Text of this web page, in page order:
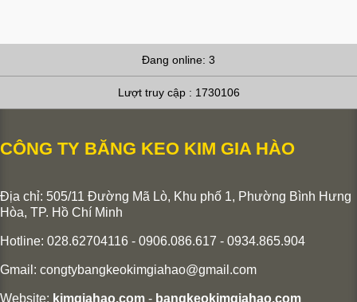
Đang online: 3
Lượt truy cập : 1730106
CÔNG TY BĂNG KEO KIM GIA HÀO
Địa chỉ: 505/11 Đường Mã Lò, Khu phố 1, Phường Bình Hưng
Hòa, TP. Hồ Chí Minh
Hotline: 028.62704116 - 0906.086.617 - 0934.865.904
Gmail: congtybangkeokimgiahao@gmail.com
Website: kimgiahao.com - bangkeokimgiahao.com